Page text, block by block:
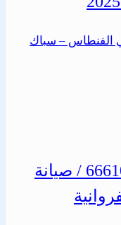
الفنطاس – سباك
سباك الاندلس / 66610692 / صيانة